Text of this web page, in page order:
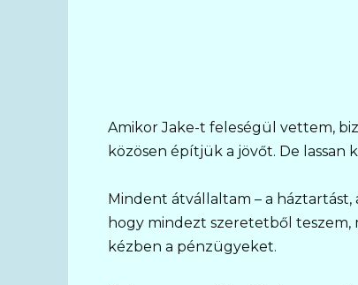
Amikor Jake-t feleségül vettem,
közösen építjük a jövőt. De
Mindent átvállaltam – a
hogy mindezt szeretetből
kézben a pénzügyeket.